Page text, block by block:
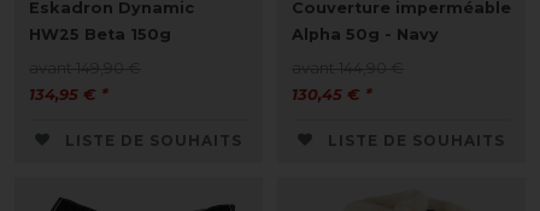
Eskadron Dynamic
HW25 Beta 150g
134,95 € *
LISTE DE SOUHAITS
Couverture imperméable
Alpha 50g - Navy
130,45 € *
LISTE DE SOUHAITS